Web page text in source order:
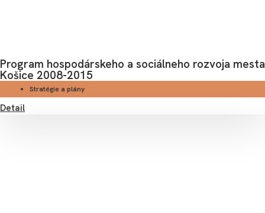
Program hospodárskeho a sociálneho rozvoja mesta
Košice 2008-2015
Stratégie a plány
Detail